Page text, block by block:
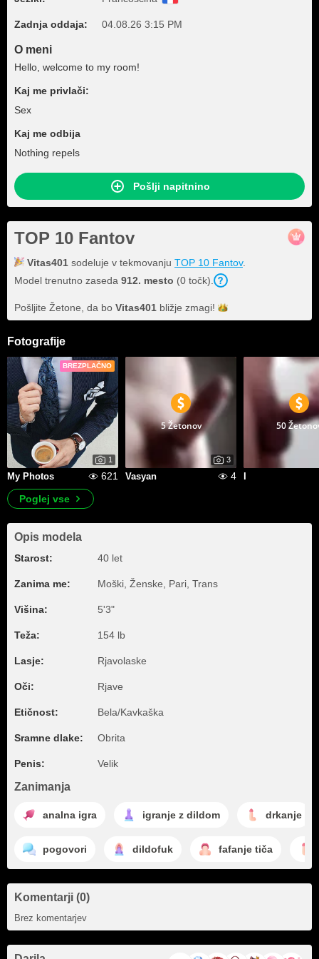
Zadnja oddaja: 04.08.26 3:15 PM
O meni
Hello, welcome to my room!
Kaj me privlači:
Sex
Kaj me odbija
Nothing repels
Pošlji napitnino
TOP 10 Fantov
Vitas401 sodeluje v tekmovanju TOP 10 Fantov.
Model trenutno zaseda 912. mesto (0 točk).
Pošljite Žetone, da bo Vitas401 bližje zmagi!
Fotografije
BREZPLAČNO
1
My Photos 621
5 Žetonov
3
Vasyan 4
50
Poglej vse
Opis modela
Starost: 40 let
Zanima me: Moški, Ženske, Pari, Trans
Višina: 5'3"
Teža: 154 lb
Lasje: Rjavolaske
Oči: Rjave
Etičnost: Bela/Kavkaška
Sramne dlake: Obrita
Penis: Velik
Zanimanja
analna igra igranje z dildom drkanje
pogovori dildofuk fafanje tiča
Komentarji (0)
Brez komentarjev